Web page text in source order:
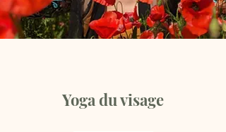
Yoga du visage